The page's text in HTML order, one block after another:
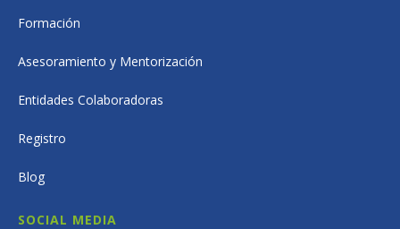
Formación
Asesoramiento y Mentorización
Entidades Colaboradoras
Registro
Blog
SOCIAL MEDIA